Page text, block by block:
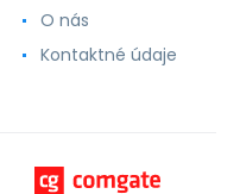
O nás
Kontaktné údaje